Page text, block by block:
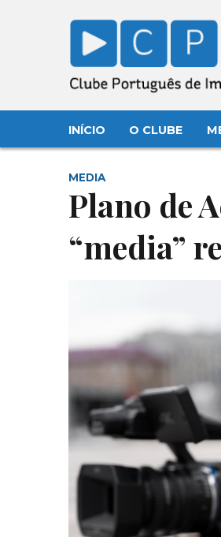
INÍCIO O CLUBE
MEDIA
Plano de
“media”